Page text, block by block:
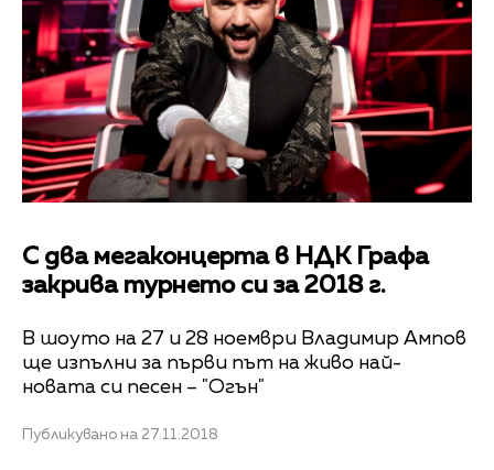
С два мегаконцерта в НДК Графа
закрива турнето си за 2018 г.
В шоуто на 27 и 28 ноември Владимир Ампов
ще изпълни за първи път на живо най-
новата си песен – "Огън"
Публикувано на 27.11.2018